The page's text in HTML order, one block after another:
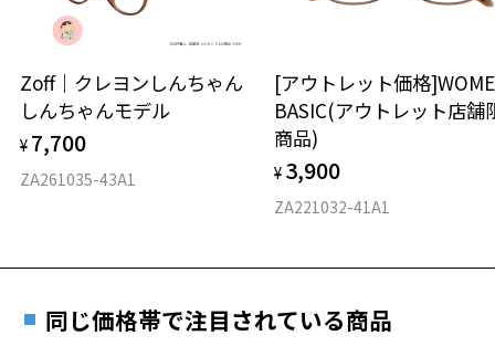
仕上がり寸法
D 仕上がりの横幅：約138mm
14.2g
延長されません。
安心2 視力測定無料
視力の変化を早めに発見するために、定期的な視
力測定をおすすめいたします。
安心3 かかり具合調整無料
す。
＜メガネの度数情報がわからない方へ＞
オンラインストアでフレームのみ購入して、
実店舗で度付きにできます
ご購入時に「レンズ交換券」をお選びいただくと、実店舗で
度数を測定のうえ、度付きレンズ（標準セットレンズ）へ無
お近くのZoff実店舗にて度数を測定いただけます（無料）。
その際は記入用紙をダウンロードしてお使いください。
Zoff｜クレヨンしんちゃん
しんちゃんモデル
¥ 7,700
ZA261035-43A1
[アウトレット価格
BASIC(アウトレット店舗
商品)
¥ 3,900
ZA221032-41A1
同じ価格帯で注目されている商品